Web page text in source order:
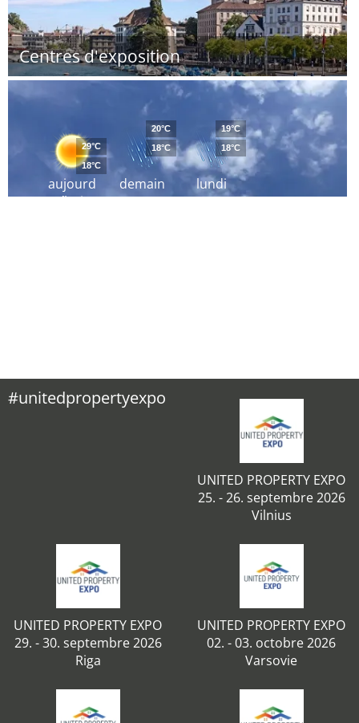
Centres d'exposition
aujourd
´hui
29°C
18°C
demain
20°C
18°C
lundi
19°C
18°C
#unitedpropertyexpo
UNITED PROPERTY EXPO
25. - 26. septembre 2026
Vilnius
UNITED PROPERTY EXPO
29. - 30. septembre 2026
Riga
UNITED PROPERTY EXPO
02. - 03. octobre 2026
Varsovie